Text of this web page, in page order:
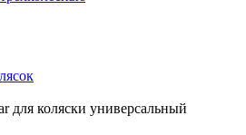
для коляски универсальный